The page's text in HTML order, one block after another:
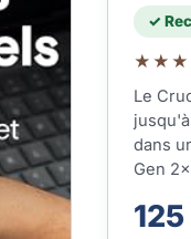
✓
Le
dans
Gen